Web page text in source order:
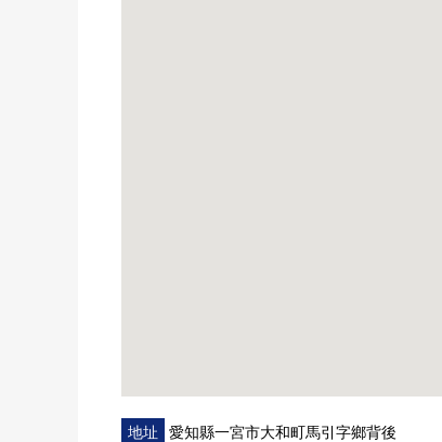
地址 愛知縣一宮市大和町馬引字鄉背後